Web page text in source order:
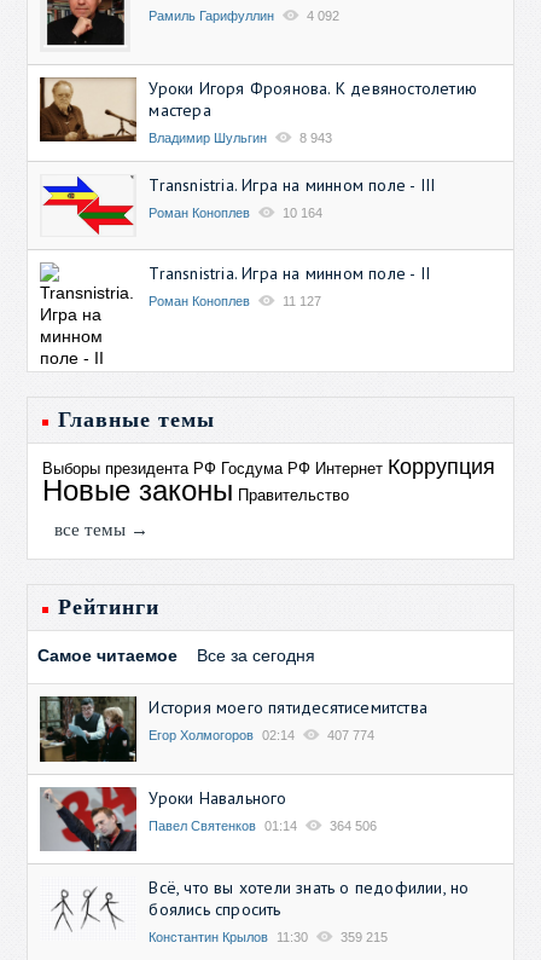
Рамиль Гарифуллин 4 092
Уроки Игоря Фроянова. К девяностолетию
мастера
Владимир Шульгин 8 943
Transnistria. Игра на минном поле - III
Роман Коноплев 10 164
Transnistria. Игра на минном поле - II
Роман Коноплев 11 127
Главные темы
Выборы президента РФ Госдума РФ Интернет Коррупция
Новые законы Правительство
все темы →
Рейтинги
Самое читаемое Все за сегодня
История моего пятидесятисемитства
Егор Холмогоров 02:14 407 774
Уроки Навального
Павел Святенков 01:14 364 506
Всё, что вы хотели знать о педофилии, но
боялись спросить
Константин Крылов 11:30 359 215